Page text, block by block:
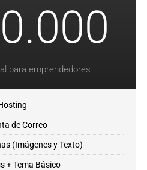
para emprendedores
de Correo
(Imágenes y Texto)
+ Tema Básico